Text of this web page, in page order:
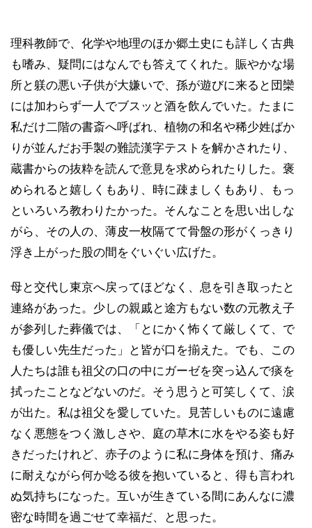
理科教師で、化学や地理のほか郷土史にも詳しく古典
も嗜み、疑問にはなんでも答えてくれた。賑やかな場
所と躾の悪い子供が大嫌いで、孫が遊びに来ると団欒
には加わらず一人でブスッと酒を飲んでいた。たまに
私だけ二階の書斎へ呼ばれ、植物の和名や稀少姓ばか
りが並んだお手製の難読漢字テストを解かされたり、
蔵書からの抜粋を読んで意見を求められたりした。褒
められると嬉しくもあり、時に疎ましくもあり、もっ
といろいろ教わりたかった。そんなことを思い出しな
がら、その人の、薄皮一枚隔てて骨盤の形がくっきり
浮き上がった股の間をぐいぐい広げた。
母と交代し東京へ戻ってほどなく、息を引き取ったと
連絡があった。少しの親戚と途方もない数の元教え子
が参列した葬儀では、「とにかく怖くて厳しくて、で
も優しい先生だった」と皆が口を揃えた。でも、この
人たちは誰も祖父の口の中にガーゼを突っ込んで痰を
拭ったことなどないのだ。そう思うと可笑しくて、涙
が出た。私は祖父を愛していた。見苦しいものに遠慮
なく悪態をつく激しさや、庭の草木に水をやる姿も好
きだったけれど、赤子のように私に身体を預け、痛み
に耐えながら何か唸る彼を抱いていると、得も言われ
ぬ気持ちになった。互いが生きている間にあんなに濃
密な時間を過ごせて幸福だ、と思った。